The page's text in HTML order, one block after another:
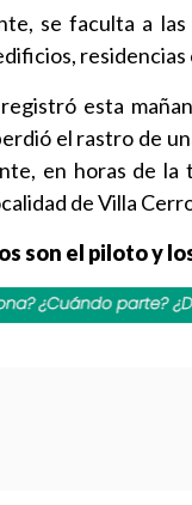
se faculta a
esta
el rastro de
en horas de la
de Villa
son el piloto y